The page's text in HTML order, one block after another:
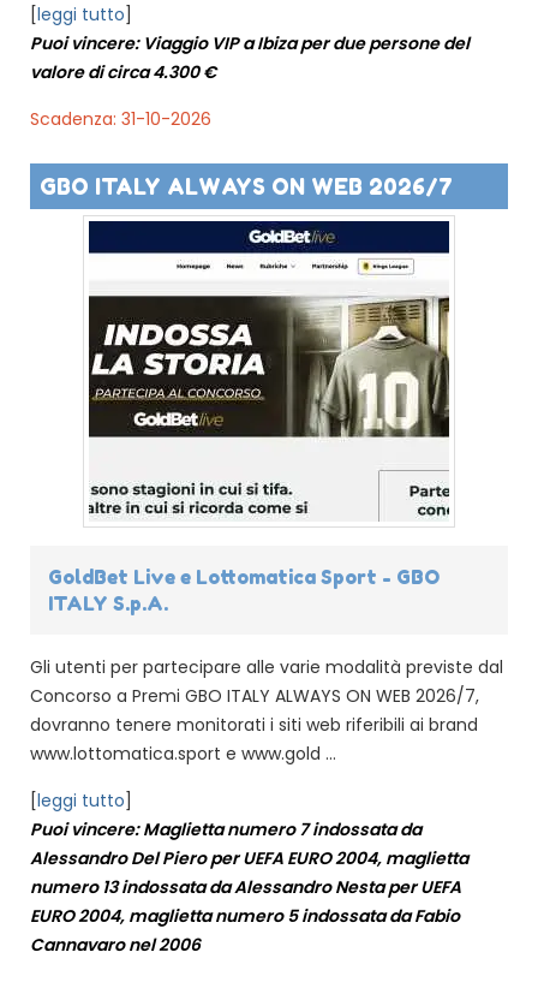
[leggi tutto]
Puoi vincere: Viaggio VIP a Ibiza per due persone del
valore di circa 4.300 €
Scadenza: 31-10-2026
GBO ITALY ALWAYS ON WEB 2026/7
GoldBet Live e Lottomatica Sport - GBO
ITALY S.p.A.
Gli utenti per partecipare alle varie modalità previste dal
Concorso a Premi GBO ITALY ALWAYS ON WEB 2026/7,
dovranno tenere monitorati i siti web riferibili ai brand
www.lottomatica.sport e www.gold ...
[leggi tutto]
Puoi vincere: Maglietta numero 7 indossata da
Alessandro Del Piero per UEFA EURO 2004, maglietta
numero 13 indossata da Alessandro Nesta per UEFA
EURO 2004, maglietta numero 5 indossata da Fabio
Cannavaro nel 2006